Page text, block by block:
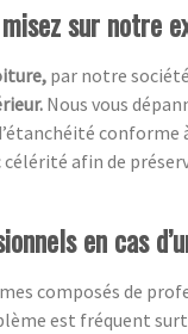
sur notre
par notre
Nous vous
conforme
afin de
en cas
composés de
est fréquent